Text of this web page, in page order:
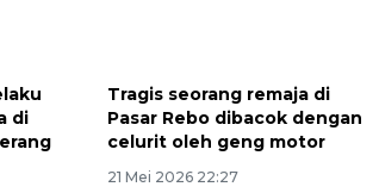
di
Tragis seorang remaja di
Pasar Rebo dibacok dengan
celurit oleh geng motor
21 Mei 2026 22:27